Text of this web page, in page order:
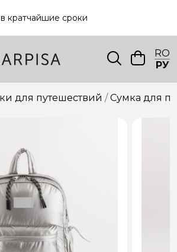
кратчайшие сроки
RO
РУ
для путешествий Сумкa для